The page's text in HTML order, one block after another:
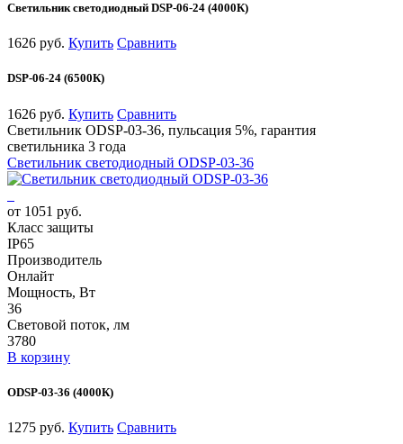
Светильник светодиодный DSP-06-24 (4000К)
1626 руб. Купить Сравнить
DSP-06-24 (6500К)
1626 руб. Купить Сравнить
Светильник ODSP-03-36, пульсация 5%, гарантия
светильника 3 года
Светильник светодиодный ODSP-03-36
от 1051 руб.
Класс защиты
IP65
Производитель
Онлайт
Мощность, Вт
36
Световой поток, лм
3780
В корзину
ODSP-03-36 (4000К)
1275 руб. Купить Сравнить